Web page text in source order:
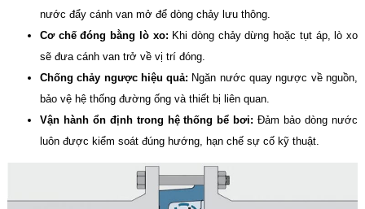
nước đẩy cánh van mở để dòng chảy lưu thông.
Cơ chế đóng bằng lò xo: Khi dòng chảy dừng hoặc tụt áp, lò xo
sẽ đưa cánh van trở về vị trí đóng.
Chống chảy ngược hiệu quả: Ngăn nước quay ngược về nguồn,
bảo vệ hệ thống đường ống và thiết bị liên quan.
Vận hành ổn định trong hệ thống bể bơi: Đảm bảo dòng nước
luôn được kiểm soát đúng hướng, hạn chế sự cố kỹ thuật.